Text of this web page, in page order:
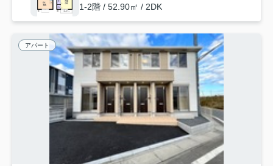
1-2階 / 52.90㎡ / 2DK
アパート